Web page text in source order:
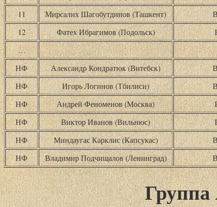
11
Мирсалих Шагобутдинов (Ташкент)
12
Фатех Ибрагимов (Подольск)
…
НФ
Александр Кондратюк (Витебск)
НФ
Игорь Логинов (Тбилиси)
НФ
Андрей Феноменов (Москва)
НФ
Виктор Иванов (Вильнюс)
НФ
Миндаугас Карклис (Капсукас)
НФ
Владимир Подчищалов (Ленинград)
Группа